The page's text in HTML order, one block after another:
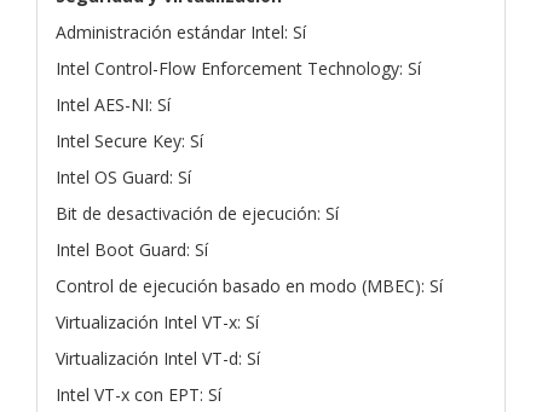
Administración estándar Intel: Sí
Intel Control-Flow Enforcement Technology: Sí
Intel AES-NI: Sí
Intel Secure Key: Sí
Intel OS Guard: Sí
Bit de desactivación de ejecución: Sí
Intel Boot Guard: Sí
Control de ejecución basado en modo (MBEC): Sí
Virtualización Intel VT-x: Sí
Virtualización Intel VT-d: Sí
Intel VT-x con EPT: Sí